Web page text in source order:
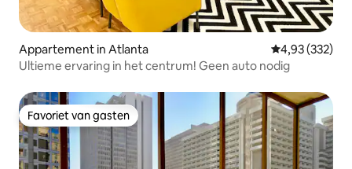
Appartement in Atlanta Gemiddelde
4,93 (332)
Ultieme ervaring in het centrum! Geen auto nodig
Favoriet van gasten
Favoriet van gasten